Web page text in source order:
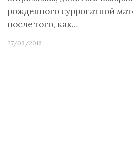
рожденного суррогатной
после того, как…
27/03/2016